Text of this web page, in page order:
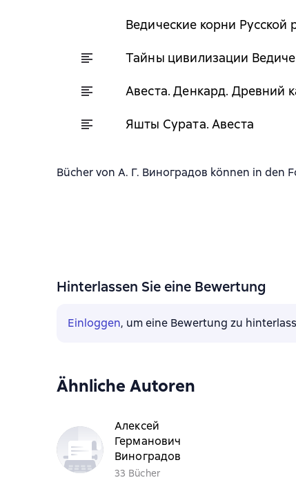
Ведические корни Русской
Тайны цивилизации
Авеста. Денкард. Древний
Яшты Сурата. Авеста
Bücher von А. Г. Виноградов können in den
Hinterlassen Sie eine Bewertung
Einloggen, um eine Bewertung zu
Ähnliche Autoren
Алексей
Германович
Виноградов
33 Bücher